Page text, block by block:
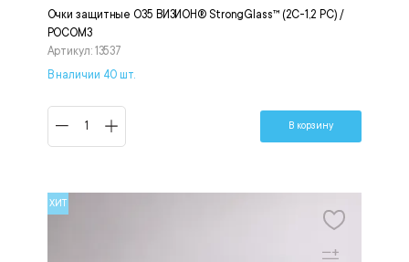
Очки защитные О35 ВИЗИОН® StrongGlass™ (2С-1,2 PC) /
РОСОМЗ
Артикул: 13537
В наличии 40 шт.
В корзину
ХИТ